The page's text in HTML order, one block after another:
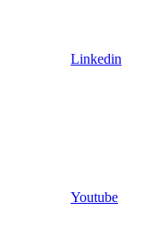
Linkedin
Youtube